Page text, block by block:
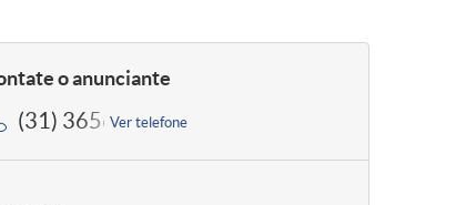
o anunciante
(31) 3656-5364, (31) 3656-5364
Ver telefone